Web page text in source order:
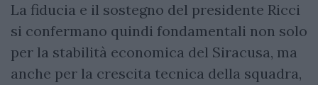
La fiducia e il sostegno del presidente Ricci
si confermano quindi fondamentali non solo
per la stabilità economica del Siracusa, ma
anche per la crescita tecnica della squadra,